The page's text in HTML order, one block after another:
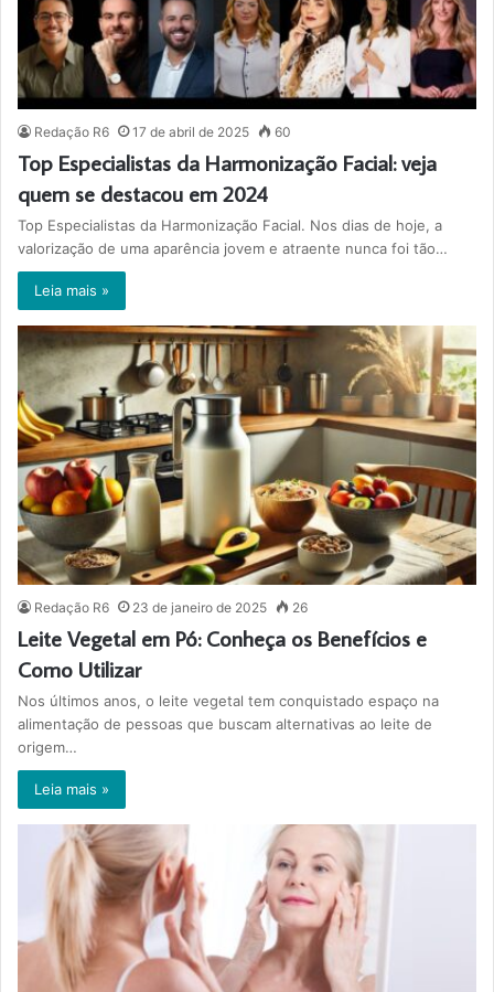
Redação R6 17 de abril de 2025 60
Top Especialistas da Harmonização Facial: veja
quem se destacou em 2024
Top Especialistas da Harmonização Facial. Nos dias de hoje, a
valorização de uma aparência jovem e atraente nunca foi tão…
Leia mais »
Redação R6 23 de janeiro de 2025 26
Leite Vegetal em Pó: Conheça os Benefícios e
Como Utilizar
Nos últimos anos, o leite vegetal tem conquistado espaço na
alimentação de pessoas que buscam alternativas ao leite de
origem…
Leia mais »